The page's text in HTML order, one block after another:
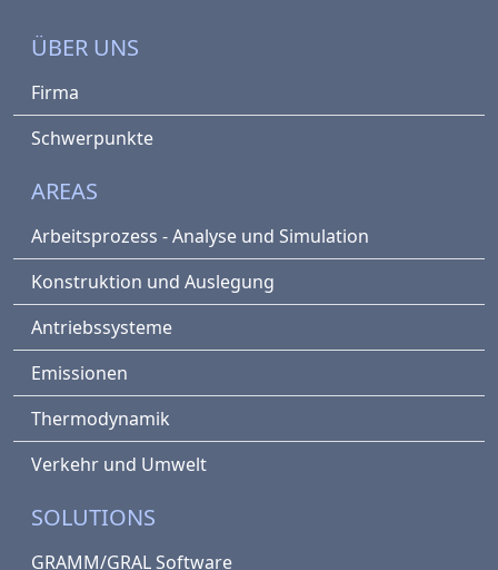
ÜBER UNS
Firma
Schwerpunkte
AREAS
Arbeitsprozess - Analyse und Simulation
Konstruktion und Auslegung
Antriebssysteme
Emissionen
Thermodynamik
Verkehr und Umwelt
SOLUTIONS
GRAMM/GRAL Software